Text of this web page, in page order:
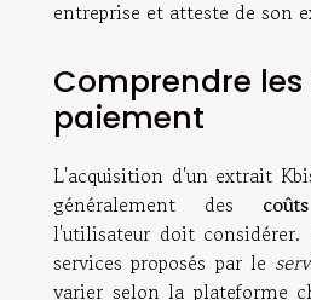
entreprise et atteste de son
Comprendre
paiement
L'acquisition d'un extrait
généralement des
l'utilisateur doit
services proposés par le
varier selon la plateforme